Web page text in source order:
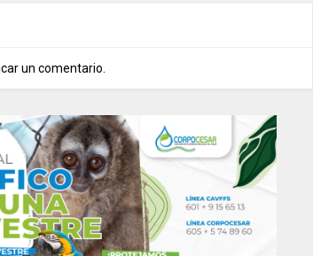
un comentario.